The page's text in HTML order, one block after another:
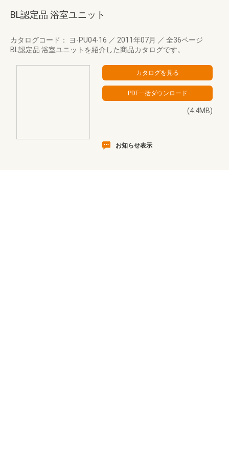
BL認定品 浴室ユニット
カタログコード： ヨ-PU04-16 ／ 2011年07月 ／ 全36ページ
BL認定品 浴室ユニットを紹介した商品カタログです。
(4.4MB)
お知らせ表示